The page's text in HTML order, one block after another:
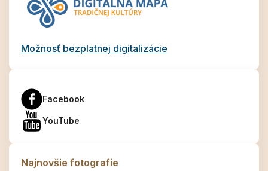
Možnosť bezplatnej digitalizácie
Facebook
YouTube
Najnovšie fotografie